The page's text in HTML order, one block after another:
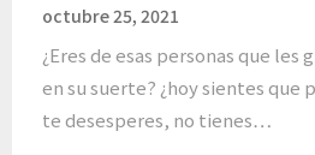
octubre 25, 2021
¿Eres de esas personas que les
en su suerte? ¿hoy sientes que
te desesperes, no tienes…